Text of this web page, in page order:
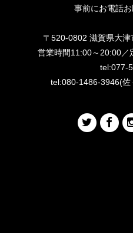
事前にお電話お
〒520-0802 滋賀県大
営業時間11:00～20:00／
tel:077-
tel:080-1486-3946(佐